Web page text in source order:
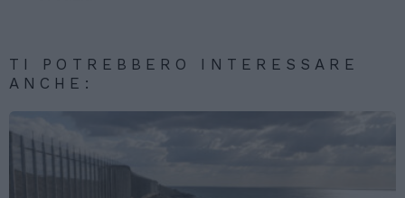
TI POTREBBERO INTERESSARE
ANCHE: